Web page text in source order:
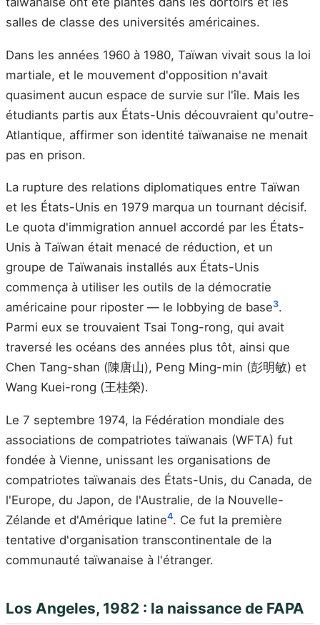
salles de classe des universités américaines.
Dans les années 1960 à 1980, Taïwan vivait sous la loi
martiale, et le mouvement d'opposition n'avait
quasiment aucun espace de survie sur l'île. Mais les
étudiants partis aux États-Unis découvraient qu'outre-
Atlantique, affirmer son identité taïwanaise ne menait
pas en prison.
La rupture des relations diplomatiques entre Taïwan
et les États-Unis en 1979 marqua un tournant décisif.
Le quota d'immigration annuel accordé par les États-
Unis à Taïwan était menacé de réduction, et un
groupe de Taïwanais installés aux États-Unis
commença à utiliser les outils de la démocratie
américaine pour riposter — le lobbying de base3.
Parmi eux se trouvaient Tsai Tong-rong, qui avait
traversé les océans des années plus tôt, ainsi que
Chen Tang-shan (陳唐山), Peng Ming-min (彭明敏) et
Wang Kuei-rong (王桂榮).
Le 7 septembre 1974, la Fédération mondiale des
associations de compatriotes taïwanais (WFTA) fut
fondée à Vienne, unissant les organisations de
compatriotes taïwanais des États-Unis, du Canada, de
l'Europe, du Japon, de l'Australie, de la Nouvelle-
Zélande et d'Amérique latine4. Ce fut la première
tentative d'organisation transcontinentale de la
communauté taïwanaise à l'étranger.
Los Angeles, 1982 : la naissance de FAPA